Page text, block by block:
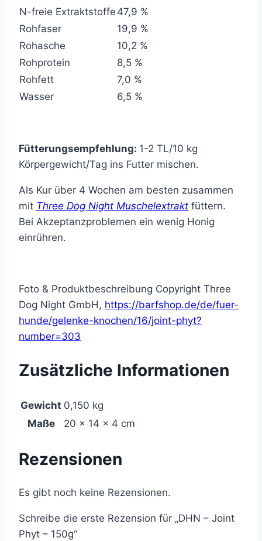
N-freie Extraktstoffe 47,9 %
Rohfaser
19,9 %
Rohasche
10,2 %
Rohprotein
8,5 %
Rohfett
7,0 %
Wasser
6,5 %
Fütterungsempfehlung: 1-2 TL/10 kg
Körpergewicht/Tag ins Futter mischen.
Als Kur über 4 Wochen am besten zusammen
mit Three Dog Night Muschelextrakt füttern.
Bei Akzeptanzproblemen ein wenig Honig
einrühren.
Foto & Produktbeschreibung Copyright Three
Dog Night GmbH, https://barfshop.de/de/fuer-
hunde/gelenke-knochen/16/joint-phyt?
number=303
Zusätzliche Informationen
Gewicht 0,150 kg
Maße
20 × 14 × 4 cm
Rezensionen
Es gibt noch keine Rezensionen.
Schreibe die erste Rezension für „DHN – Joint
Phyt – 150g“